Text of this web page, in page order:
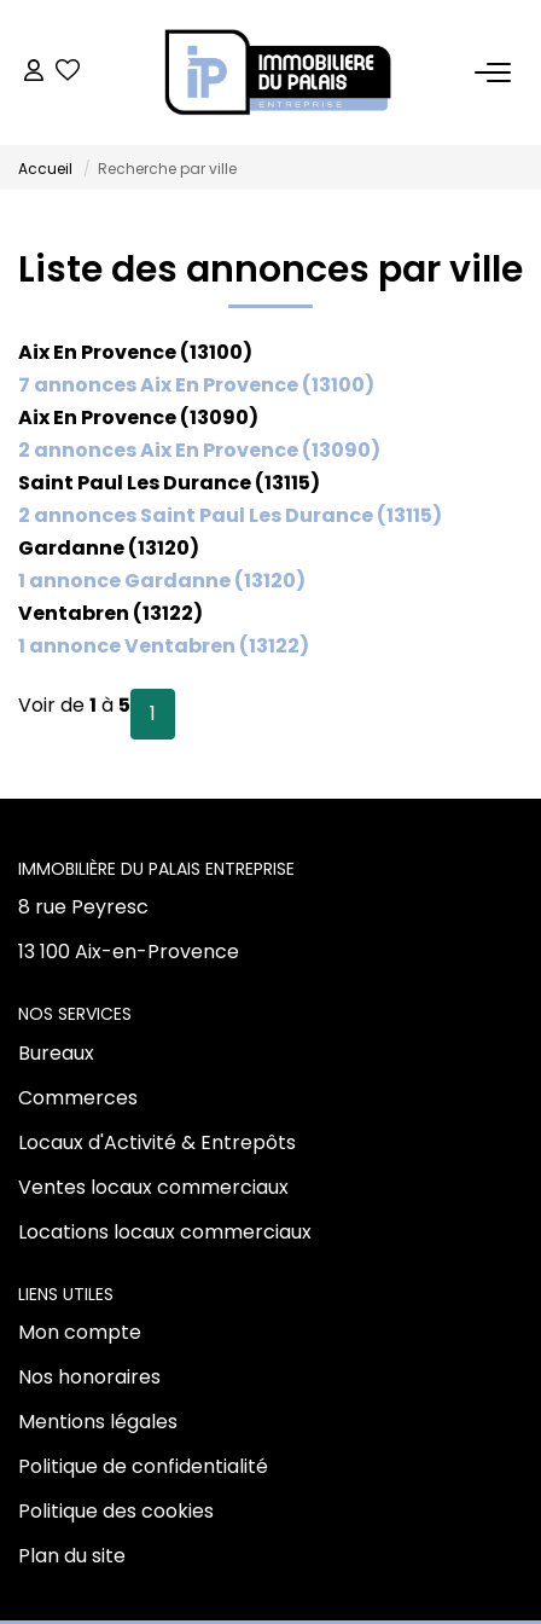
BUREAUX
Bureaux À Vendre
COMMERCES
Ventes Locaux Commerciaux
Location Locaux Commerciaux
Murs
LOCAUX D'ACTIVITÉS
Vente Locaux D'activités
Location Locaux D'activités
NOS AGENCES
Notre Équipe
Accueil Recherche par ville
Liste des annonces par ville
Aix En Provence (13100)
7 annonces Aix En Provence (13100)
Aix En Provence (13090)
2 annonces Aix En Provence (13090)
Saint Paul Les Durance (13115)
2 annonces Saint Paul Les Durance (13115)
Gardanne (13120)
1 annonce Gardanne (13120)
Ventabren (13122)
1 annonce Ventabren (13122)
Voir de1 à 5 1
L'AGENCE
8 rue Peyresc
13 100 Aix-en-Provence
NOS SERVICES
Bureaux
Commerces
Locaux d'Activité & Entrepôts
Ventes locaux commerciaux
Locations locaux commerciaux
LIENS UTILES
Mon compte
Nos honoraires
Mentions légales
Politique de confidentialité
Politique des cookies
Plan du site